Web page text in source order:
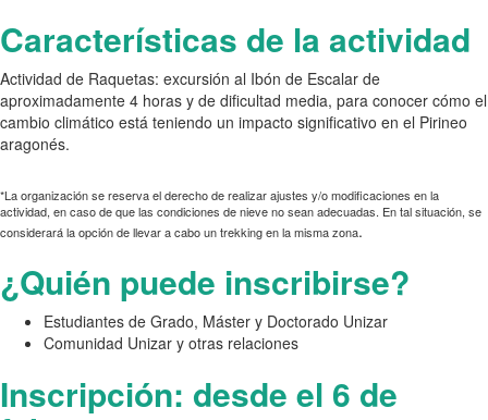
Características de la actividad
Actividad de Raquetas: excursión al Ibón de Escalar de
aproximadamente 4 horas y de dificultad media, para conocer cómo el
cambio climático está teniendo un impacto significativo en el Pirineo
aragonés.
*La organización se reserva el derecho de realizar ajustes y/o modificaciones en la
actividad, en caso de que las condiciones de nieve no sean adecuadas. En tal situación, se
considerará la opción de llevar a cabo un trekking en la misma zona.
¿Quién puede inscribirse?
Estudiantes de Grado, Máster y Doctorado Unizar
Comunidad Unizar y otras relaciones
Inscripción: desde el 6 de